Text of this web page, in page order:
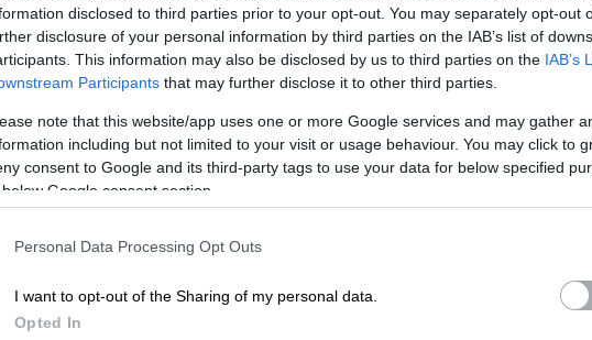
disclosed to third parties prior to your opt-out. You may separately opt-out
disclosure of your personal information by third parties on the IAB’s list of
This information may also be disclosed by us to third parties on the IAB’s
Participants that may further disclose it to other third parties.
note that this website/app uses one or more Google services and may gather
including but not limited to your visit or usage behaviour. You may click to
consent to Google and its third-party tags to use your data for below specified
below Google consent section.
Personal Data Processing Opt Outs
I want to opt-out of the Sharing of my personal data.
Opted In
tohto modelu.